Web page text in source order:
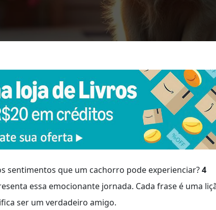
sentimentos que um cachorro pode experienciar?4
essa emocionante jornada. Cada frase é uma
ser um verdadeiro amigo.